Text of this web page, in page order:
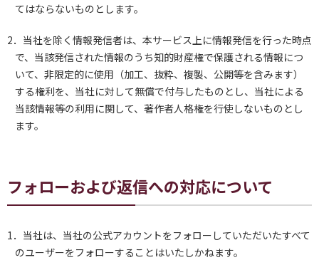
てはならないものとします。
2．当社を除く情報発信者は、本サービス上に情報発信を行った時点
で、当該発信された情報のうち知的財産権で保護される情報につ
いて、非限定的に使用（加工、抜粋、複製、公開等を含みます）
する権利を、当社に対して無償で付与したものとし、当社による
当該情報等の利用に関して、著作者人格権を行使しないものとし
ます。
フォローおよび返信への対応について
1．当社は、当社の公式アカウントをフォローしていただいたすべて
のユーザーをフォローすることはいたしかねます。